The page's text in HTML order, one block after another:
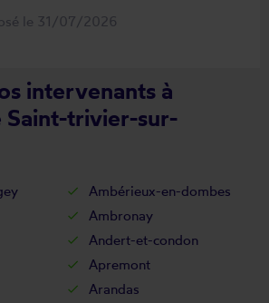
le 31/07/2026
intervenants à
Saint-trivier-sur-
Ambérieux-en-dombes
Ambronay
Andert-et-condon
Apremont
Arandas